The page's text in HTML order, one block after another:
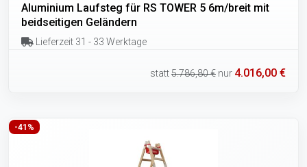
Aluminium Laufsteg für RS TOWER 5 6m/breit mit
beidseitigen Geländern
Lieferzeit 31 - 33 Werktage
statt5.786,80 € nur 4.016,00 €
-41%